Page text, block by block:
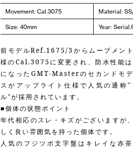
Movement: Cal.3075 Material:
Size: 40mm Year:
前モデルRef.1675/3からムーブメン
様のCal.3075に変更され、防水性能
になったGMT-Masterのセカンドモ
スがアップライト仕様で人気の通称"
ル"が採用されています。
■個体の状態ポイント
年代相応のスレ・キズがございますが
しく良い雰囲気を持った個体です。
人気のフジツボ文字盤はキレイな赤